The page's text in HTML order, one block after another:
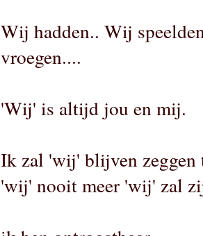
Wij hadden.. Wij
vroegen....
'Wij' is altijd jou en mij.
Ik zal 'wij' blijven
'wij' nooit meer 'wij' zal